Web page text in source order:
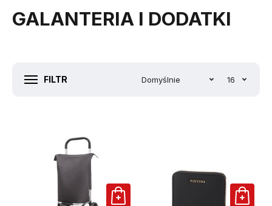
GALANTERIA I DODATKI
FILTR Domyślnie 16